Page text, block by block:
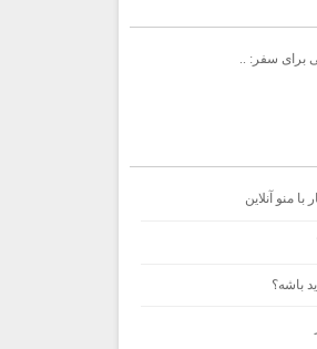
منو آنلاین
باشه؟